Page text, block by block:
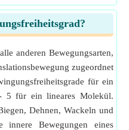
anderen Bewegungsarten,
zugeordnet
für ein
5 für ein lineares Molekül.
Dehnen, Wackeln und
innere Bewegungen eines